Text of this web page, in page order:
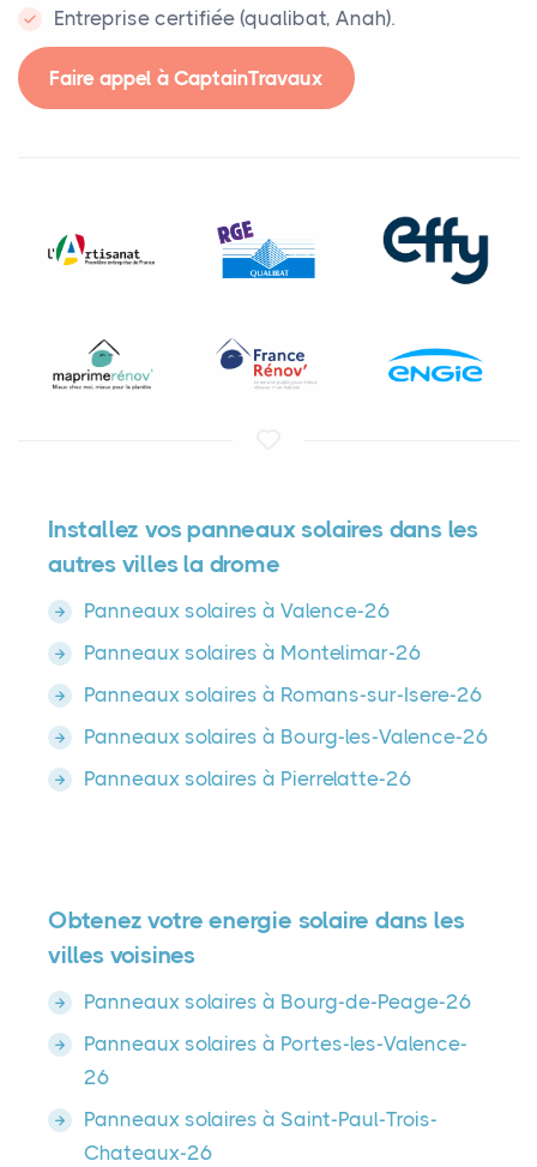
Entreprise certifiée (qualibat, Anah).
Faire appel à CaptainTravaux
Installez vos panneaux solaires dans les
autres villes la drome
Panneaux solaires à Valence-26
Panneaux solaires à Montelimar-26
Panneaux solaires à Romans-sur-Isere-26
Panneaux solaires à Bourg-les-Valence-26
Panneaux solaires à Pierrelatte-26
Obtenez votre energie solaire dans les
villes voisines
Panneaux solaires à Bourg-de-Peage-26
Panneaux solaires à Portes-les-Valence-
26
Panneaux solaires à Saint-Paul-Trois-
Chateaux-26